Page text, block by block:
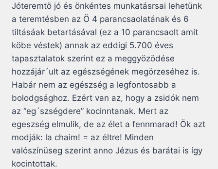
Jóteremtö jó és önkéntes munkatásrsai lehetünk
a teremtésben az Ö 4 parancsaolatának és 6
tiltásáak betartásával (ez a 10 parancsaolt amit
köbe véstek) annak az eddigi 5.700 éves
tapasztalatok szerint ez a meggyözödése
hozzájár´ult az egészségének megörzeséhez is.
Habár nem az egészség a legfontosabb a
bolodgsághoz. Ezért van az, hogy a zsidók nem
az “eg´szségdere” kocinntanak. Mert az
egeszség elmulik, de az élet a fennmarad! Ök azt
modják: la chaim! = az éltre! Minden
valószínüseg szerint anno Jézus és barátai is így
kocintottak.